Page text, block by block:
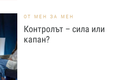
ОТ МЕН ЗА МЕН
Контролът – сила или
капан?